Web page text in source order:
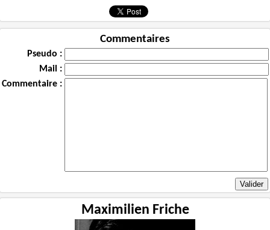
Commentaires
Pseudo :
Mail :
Commentaire :
Maximilien Friche